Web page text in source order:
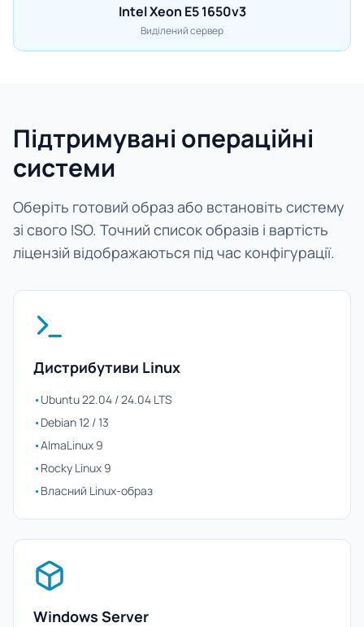
Intel Xeon E5 1650v3
Виділений сервер
Підтримувані операційні
системи
Оберіть готовий образ або встановіть систему
зі свого ISO. Точний список образів і вартість
ліцензій відображаються під час конфігурації.
Дистрибутиви Linux
•Ubuntu 22.04 / 24.04 LTS
•Debian 12 / 13
•AlmaLinux 9
•Rocky Linux 9
•Власний Linux-образ
Windows Server